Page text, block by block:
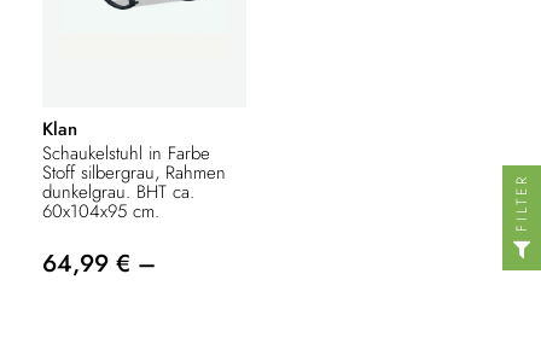
Klan
Schaukelstuhl in Farbe
Stoff silbergrau, Rahmen
dunkelgrau. BHT ca.
60x104x95 cm.
64,99 € –
FILTER